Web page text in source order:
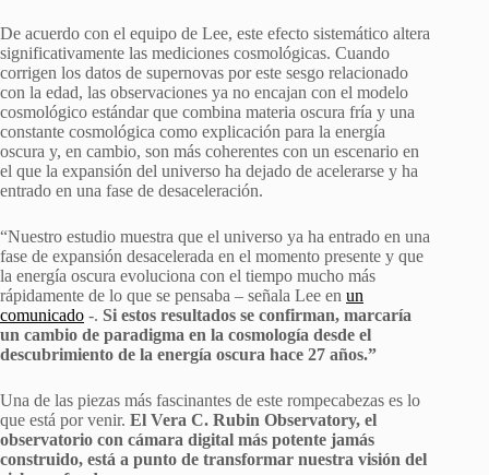
De acuerdo con el equipo de Lee, este efecto sistemático altera
significativamente las mediciones cosmológicas. Cuando
corrigen los datos de supernovas por este sesgo relacionado
con la edad, las observaciones ya no encajan con el modelo
cosmológico estándar que combina materia oscura fría y una
constante cosmológica como explicación para la energía
oscura y, en cambio, son más coherentes con un escenario en
el que la expansión del universo ha dejado de acelerarse y ha
entrado en una fase de desaceleración.
“Nuestro estudio muestra que el universo ya ha entrado en una
fase de expansión desacelerada en el momento presente y que
la energía oscura evoluciona con el tiempo mucho más
rápidamente de lo que se pensaba – señala Lee en un
comunicado -. Si estos resultados se confirman, marcaría
un cambio de paradigma en la cosmología desde el
descubrimiento de la energía oscura hace 27 años.”
Una de las piezas más fascinantes de este rompecabezas es lo
que está por venir. El Vera C. Rubin Observatory, el
observatorio con cámara digital más potente jamás
construido, está a punto de transformar nuestra visión del